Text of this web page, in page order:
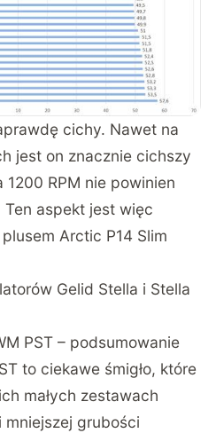
cichy. Nawet na
jest on znacznie cichszy
RPM nie powinien
aspekt jest więc
Arctic P14 Slim
Gelid Stella i Stella
PST – podsumowanie
to ciekawe śmigło, które
małych zestawach
grubości